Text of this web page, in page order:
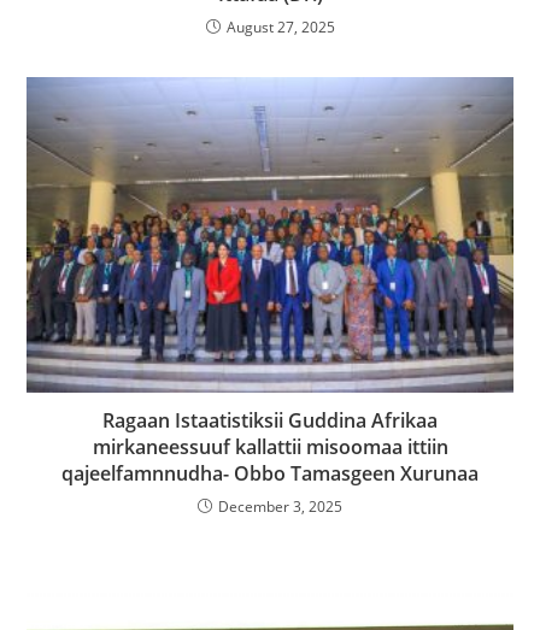
August 27, 2025
Ragaan Istaatistiksii Guddina Afrikaa
mirkaneessuuf kallattii misoomaa ittiin
qajeelfamnnudha- Obbo Tamasgeen Xurunaa
December 3, 2025